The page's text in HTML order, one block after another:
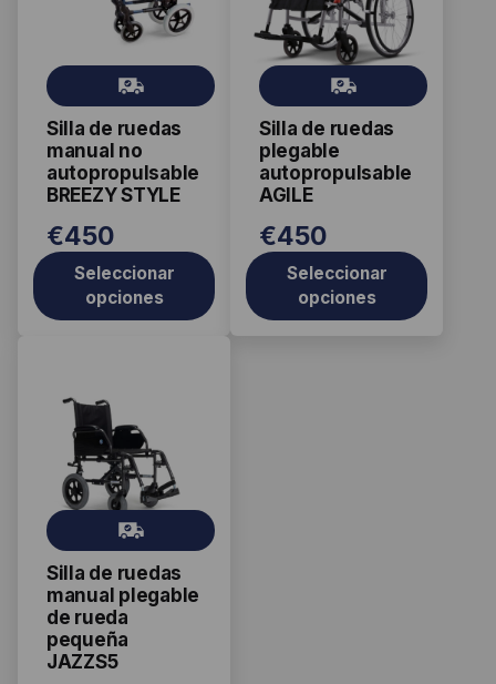
Silla de ruedas
manual no
autopropulsable
BREEZY STYLE
Gr
ati
s
€450
Seleccionar
opciones
opciones
pueden
elegir
en
página
de
producto
Silla de ruedas
plegable
autopropulsable
AGILE
Gr
ati
s
€450
Seleccionar
opciones
variantes.
opciones
pueden
elegir
en
página
de
producto
Silla de ruedas
manual plegable
de rueda
pequeña
JAZZS5
Gr
ati
s
producto
múltiples
variantes.
opciones
pueden
elegir
en